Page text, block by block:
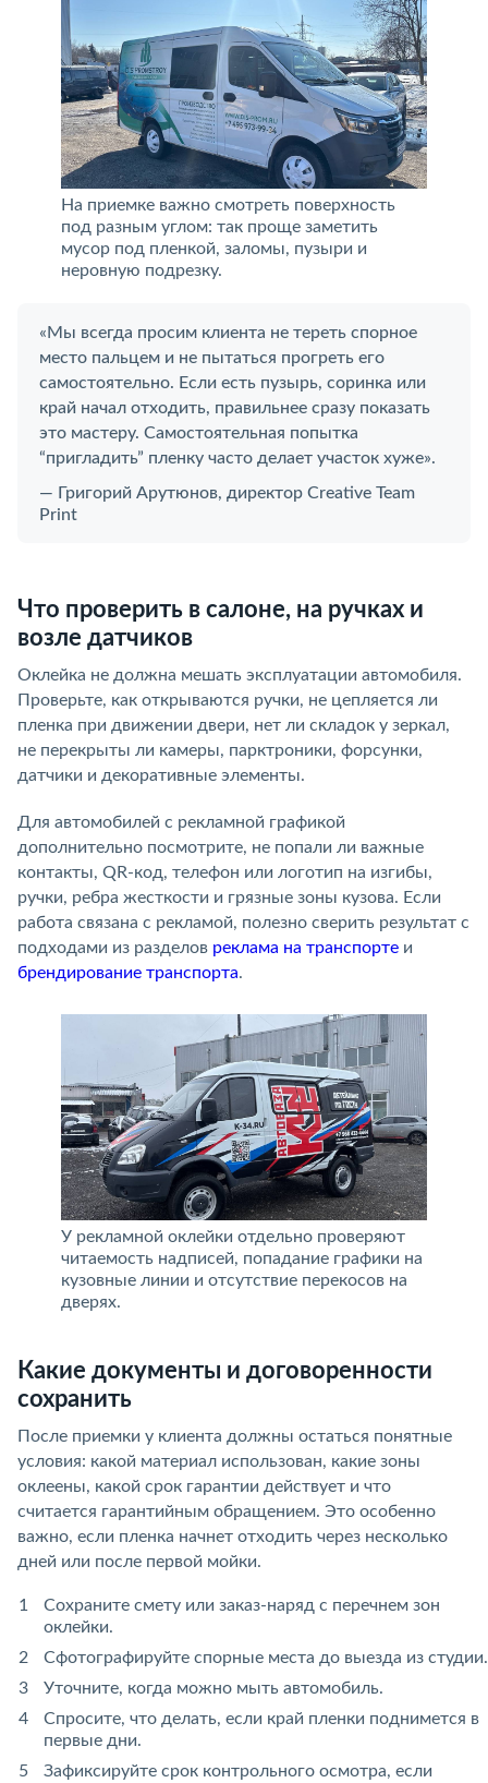
На приемке важно смотреть поверхность
под разным углом: так проще заметить
мусор под пленкой, заломы, пузыри и
неровную подрезку.
«Мы всегда просим клиента не тереть спорное
место пальцем и не пытаться прогреть его
самостоятельно. Если есть пузырь, соринка или
край начал отходить, правильнее сразу показать
это мастеру. Самостоятельная попытка
“пригладить” пленку часто делает участок хуже».
— Григорий Арутюнов, директор Creative Team
Print
Что проверить в салоне, на ручках и
возле датчиков
Оклейка не должна мешать эксплуатации автомобиля.
Проверьте, как открываются ручки, не цепляется ли
пленка при движении двери, нет ли складок у зеркал,
не перекрыты ли камеры, парктроники, форсунки,
датчики и декоративные элементы.
Для автомобилей с рекламной графикой
дополнительно посмотрите, не попали ли важные
контакты, QR-код, телефон или логотип на изгибы,
ручки, ребра жесткости и грязные зоны кузова. Если
работа связана с рекламой, полезно сверить результат с
подходами из разделов реклама на транспорте и
брендирование транспорта.
У рекламной оклейки отдельно проверяют
читаемость надписей, попадание графики на
кузовные линии и отсутствие перекосов на
дверях.
Какие документы и договоренности
сохранить
После приемки у клиента должны остаться понятные
условия: какой материал использован, какие зоны
оклеены, какой срок гарантии действует и что
считается гарантийным обращением. Это особенно
важно, если пленка начнет отходить через несколько
дней или после первой мойки.
Сохраните смету или заказ-наряд с перечнем зон
оклейки.
Сфотографируйте спорные места до выезда из студии.
Уточните, когда можно мыть автомобиль.
Спросите, что делать, если край пленки поднимется в
первые дни.
Зафиксируйте срок контрольного осмотра, если